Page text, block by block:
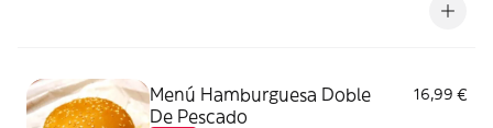
Menú Hamburguesa Doble
De Pescado
16,99 €